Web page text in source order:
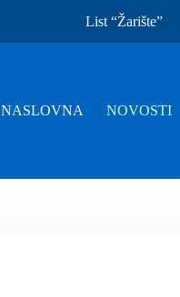
List “Žarište”
NASLOVNA NOVOSTI